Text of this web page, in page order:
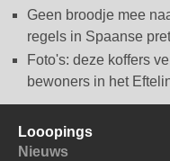
Geen broodje mee
regels in Spaanse
Foto's: deze koffers
bewoners in het
Looopings
Nieuws